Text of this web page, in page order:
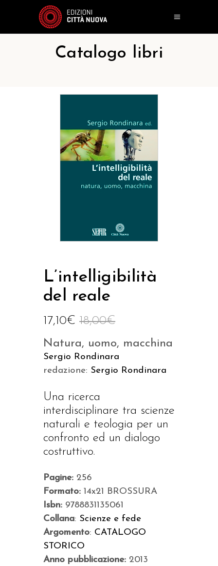
Catalogo libri
L’intelligibilità
del reale
18,00€
17,10€
Natura, uomo, macchina
Sergio Rondinara
redazione: Sergio Rondinara
Una ricerca
interdisciplinare tra scienze
naturali e teologia per un
confronto ed un dialogo
costruttivo.
Pagine: 256
Formato: 14x21 BROSSURA
Isbn: 9788831135061
Collana: Scienze e fede
Argomento: CATALOGO
STORICO
Anno pubblicazione: 2013